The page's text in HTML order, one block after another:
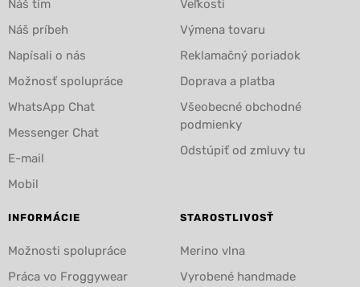
Náš tím
Náš príbeh
Napísali o nás
Možnosť spolupráce
WhatsApp Chat
Messenger Chat
E-mail
Mobil
Veľkosti
Výmena tovaru
Reklamačný poriadok
Doprava a platba
Všeobecné obchodné
podmienky
Odstúpiť od zmluvy tu
INFORMÁCIE
Možnosti spolupráce
Práca vo Froggywear
STAROSTLIVOSŤ
Merino vlna
Vyrobené handmade